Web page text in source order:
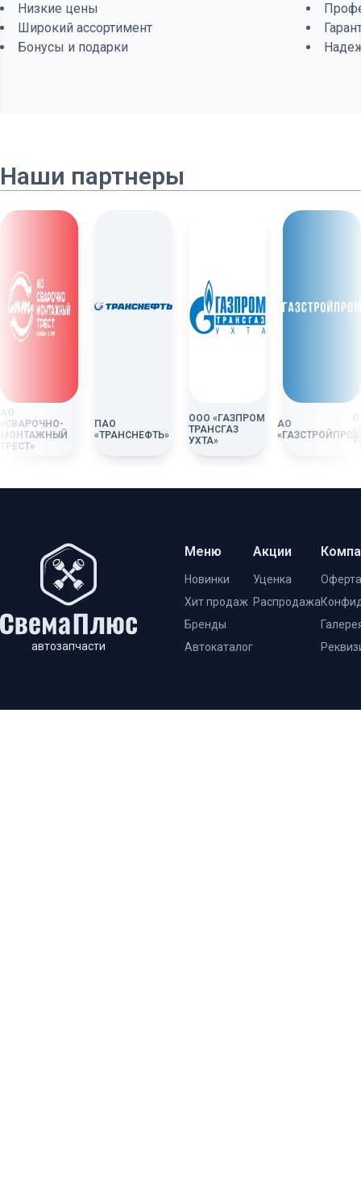
Низкие цены
Широкий ассортимент
Бонусы и подарки
Наши партнеры
АО
«СВАРОЧНО-
МОНТАЖНЫЙ
ТРЕСТ»
ПАО
«ТРАНСНЕФТЬ»
ООО «ГАЗПРОМ
ТРАНСГАЗ
УХТА»
АО
автозапчасти
Меню
Новинки
Хит продаж
Бренды
Автокаталог
Акции
Уценка
Распродажа
Оферта